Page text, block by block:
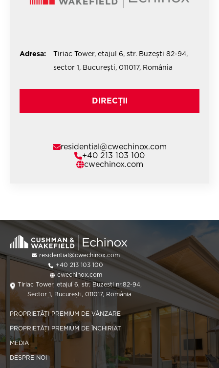
Adresa:
Tiriac Tower, etajul 6, str. Buzești 82-94,
sector 1, București, 011017, România
DIRECȚII
residential@cwechinox.com
+40 213 103 100
cwechinox.com
residential@cwechinox.com
+40 213 103 100
cwechinox.com
Tiriac Tower, etajul 6, str. Buzesti nr.82-94,
Sector 1, București, 011017, România
PROPRIETĂȚI PREMIUM DE VÂNZARE
PROPRIETĂȚI PREMIUM DE ÎNCHIRIAT
MEDIA
DESPRE NOI